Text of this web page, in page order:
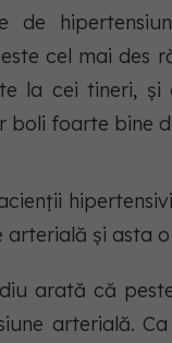
de
cel mai des
la cei tineri,
boli foarte bine
arterială și asta
arată că
arterială.